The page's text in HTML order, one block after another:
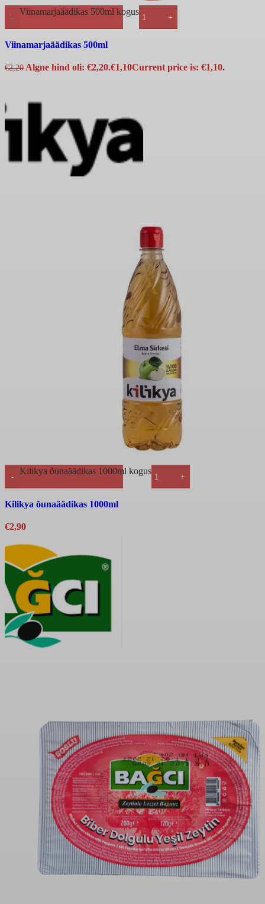
Viinamarjaäädikas 500ml kogus
Viinamarjaäädikas 500ml
€2,20Algne hind oli: €2,20.€1,10Current price is: €1,10.
Kilikya õunaäädikas 1000ml kogus
Kilikya õunaäädikas 1000ml
€2,90